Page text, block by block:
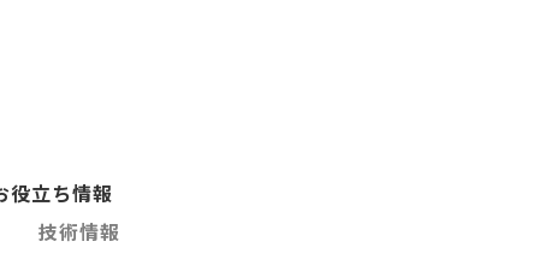
役立ち情報
技術情報